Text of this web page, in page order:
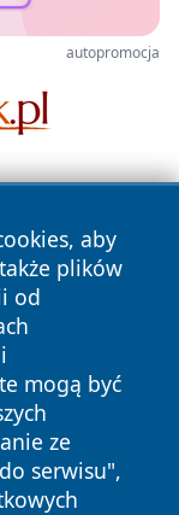
autopromocja
aby
plików
od
mogą być
ze
serwisu",
prawa
Polityka
Cookies